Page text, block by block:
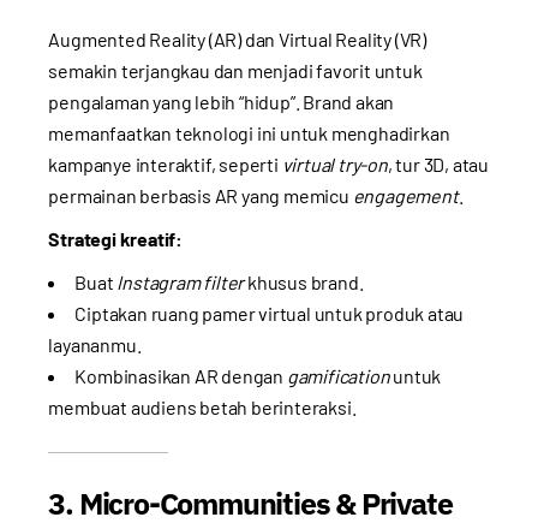
Augmented Reality (AR) dan Virtual Reality (VR)
semakin terjangkau dan menjadi favorit untuk
pengalaman yang lebih “hidup”. Brand akan
memanfaatkan teknologi ini untuk menghadirkan
kampanye interaktif, seperti virtual try-on, tur 3D, atau
permainan berbasis AR yang memicu engagement.
Strategi kreatif:
Buat Instagram filterkhusus brand.
Ciptakan ruang pamer virtual untuk produk atau
layananmu.
Kombinasikan AR dengan gamificationuntuk
membuat audiens betah berinteraksi.
3. Micro-Communities & Private